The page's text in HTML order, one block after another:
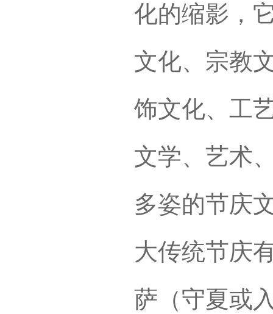
化的缩影，
文化、宗教
饰文化、工
文学、艺术
多姿的节庆
大传统节庆
萨（守夏或